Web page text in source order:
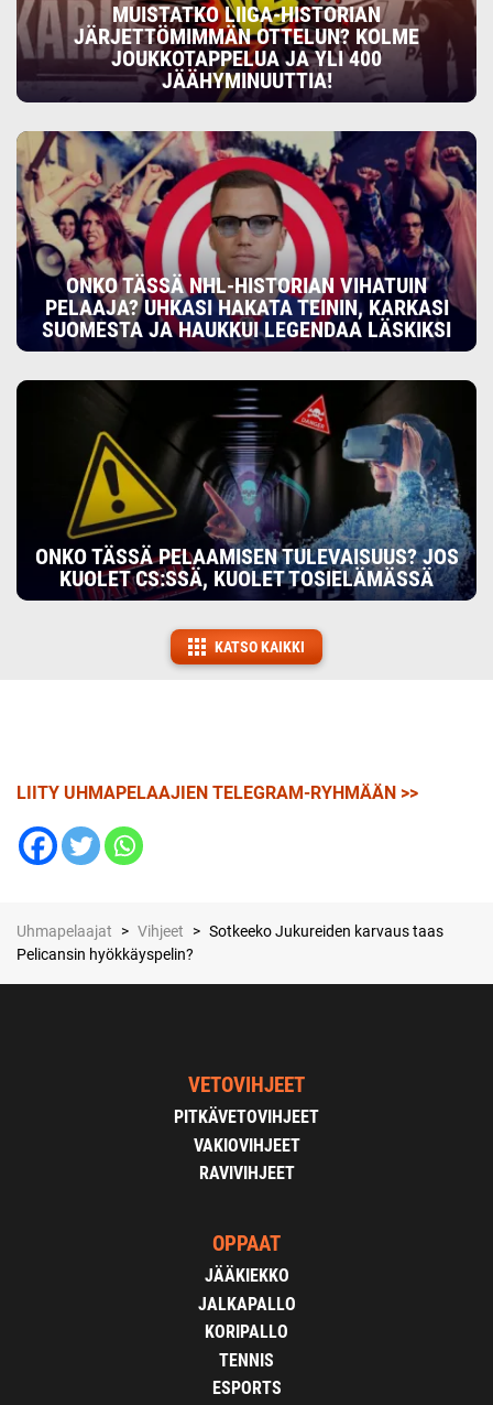
MUISTATKO LIIGA-HISTORIAN
JÄRJETTÖMIMMÄN OTTELUN? KOLME
JOUKKOTAPPELUA JA YLI 400
JÄÄHYMINUUTTIA!
ONKO TÄSSÄ NHL-HISTORIAN VIHATUIN
PELAAJA? UHKASI HAKATA TEININ, KARKASI
SUOMESTA JA HAUKKUI LEGENDAA LÄSKIKSI
ONKO TÄSSÄ PELAAMISEN TULEVAISUUS? JOS
KUOLET CS:SSÄ, KUOLET TOSIELÄMÄSSÄ
KATSO KAIKKI
LIITY UHMAPELAAJIEN TELEGRAM-RYHMÄÄN >>
Uhmapelaajat > Vihjeet > Sotkeeko Jukureiden karvaus taas
Pelicansin hyökkäyspelin?
VETOVIHJEET
PITKÄVETOVIHJEET
VAKIOVIHJEET
RAVIVIHJEET
OPPAAT
JÄÄKIEKKO
JALKAPALLO
KORIPALLO
TENNIS
ESPORTS